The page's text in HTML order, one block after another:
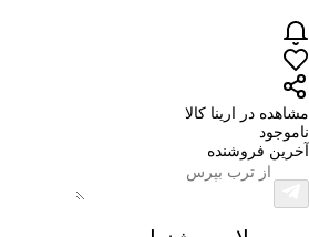
مشاهده در ارینا کالا
ناموجود
آخرین فروشنده